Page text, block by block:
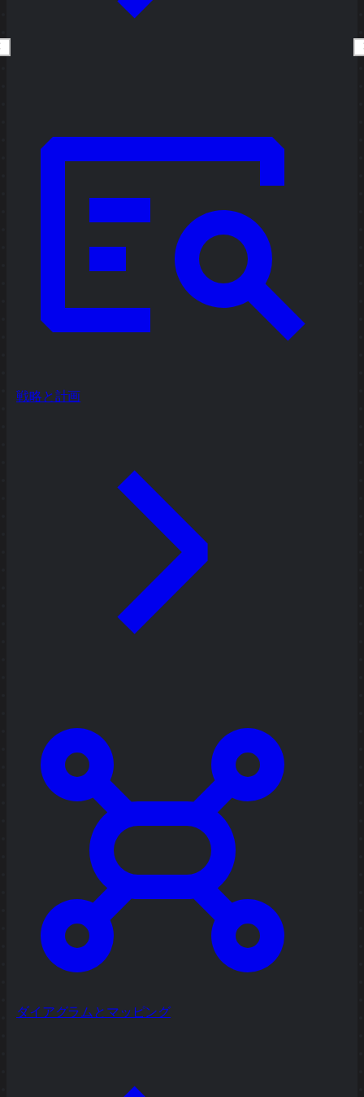
戦略と計画
ダイアグラムとマッピング